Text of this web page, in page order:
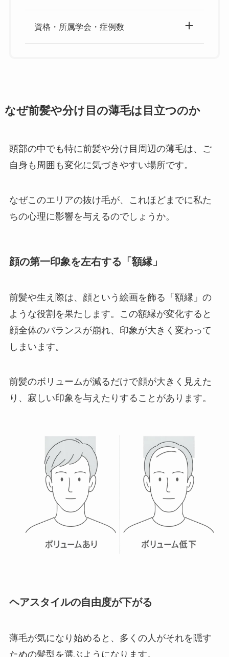
資格・所属学会・症例数
なぜ前髪や分け目の薄毛は目立つのか
頭部の中でも特に前髪や分け目周辺の薄毛は、ご
自身も周囲も変化に気づきやすい場所です。
なぜこのエリアの抜け毛が、これほどまでに私た
ちの心理に影響を与えるのでしょうか。
顔の第一印象を左右する「額縁」
前髪や生え際は、顔という絵画を飾る「額縁」の
ような役割を果たします。この額縁が変化すると
顔全体のバランスが崩れ、印象が大きく変わって
しまいます。
前髪のボリュームが減るだけで顔が大きく見えた
り、寂しい印象を与えたりすることがあります。
ヘアスタイルの自由度が下がる
薄毛が気になり始めると、多くの人がそれを隠す
ための髪型を選ぶようになります。